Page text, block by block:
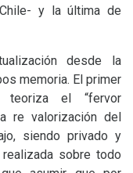
y la última de
desde la
memoria. El primer
el “fervor
re valorización del
siendo privado y
sobre todo